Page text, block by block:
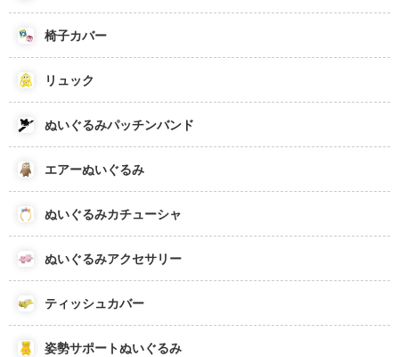
椅子カバー
リュック
ぬいぐるみパッチンバンド
エアーぬいぐるみ
ぬいぐるみカチューシャ
ぬいぐるみアクセサリー
ティッシュカバー
姿勢サポートぬいぐるみ